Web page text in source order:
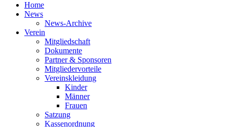
Home
News
News-Archive
Verein
Mitgliedschaft
Dokumente
Partner & Sponsoren
Mitgliedervorteile
Vereinskleidung
Kinder
Männer
Frauen
Satzung
Kassenordnung